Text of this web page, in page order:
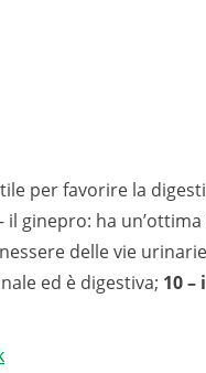
per favorire la
il ginepro: ha
delle vie
ed è digestiva; 10